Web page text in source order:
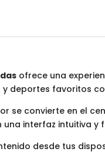
ofrece una
deportes favoritos
se convierte en el
interfaz intuitiva y
desde tus